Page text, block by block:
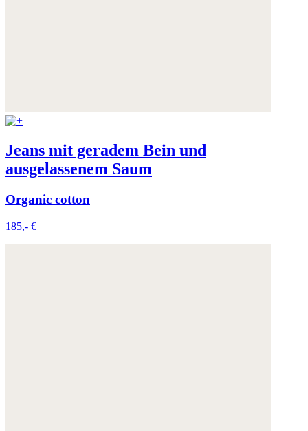
Jeans mit geradem Bein und
ausgelassenem Saum
Organic cotton
185,- €